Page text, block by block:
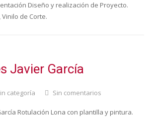
Diseño y realización de Proyecto.
de Corte.
Javier García
categoría Sin comentarios
Rotulación Lona con plantilla y pintura.